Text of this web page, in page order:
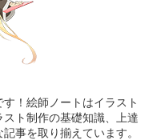
！絵師ノートはイラスト
ト制作の基礎知識、上達
事を取り揃えています。